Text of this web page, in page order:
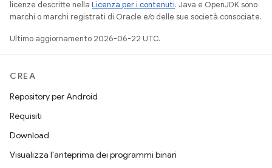
licenze descritte nella Licenza per i contenuti. Java e OpenJDK sono
marchi o marchi registrati di Oracle e/o delle sue società consociate.
Ultimo aggiornamento 2026-06-22 UTC.
CREA
Repository per Android
Requisiti
Download
Visualizza l'anteprima dei programmi binari